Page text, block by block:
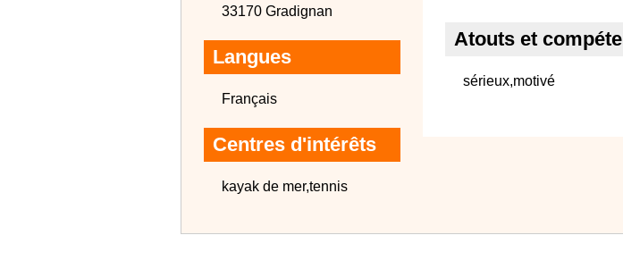
33170 Gradignan
Langues
Français
Centres d'intérêts
kayak de mer,tennis
Atouts et
sérieux,motivé